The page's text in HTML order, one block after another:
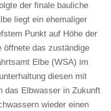
der finale bauliche
liegt ein ehemaliger
Punkt auf Höhe der
öffnete das zuständige
Elbe (WSA) im
diesen mit
das Elbwasser in Zukunft
wieder einen